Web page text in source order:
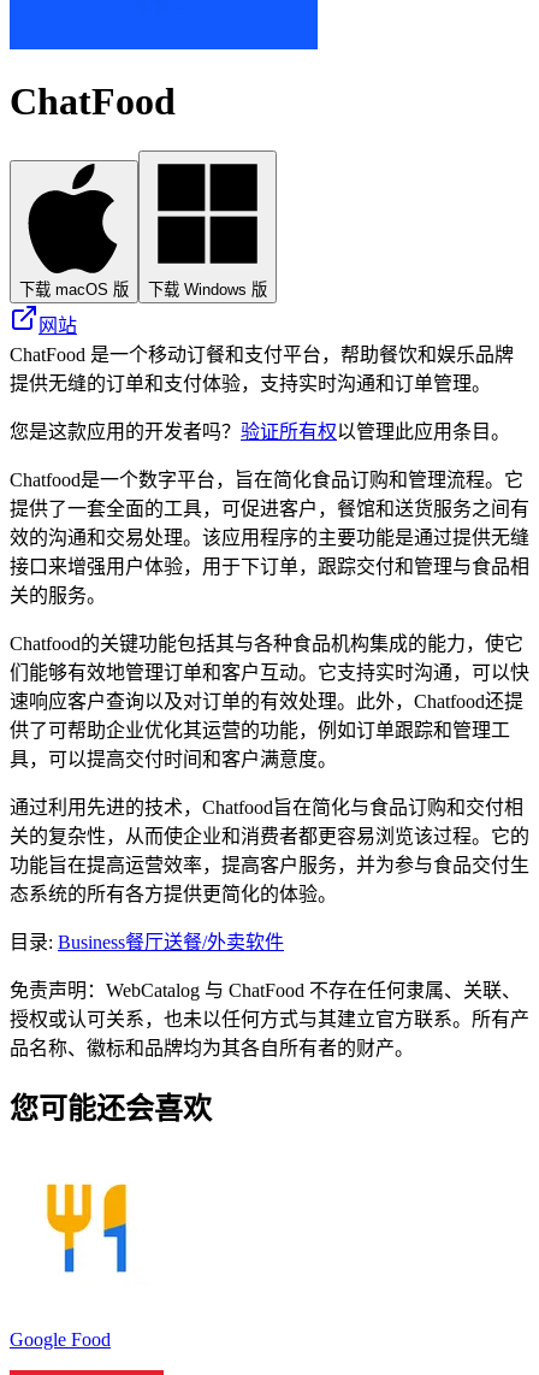
ChatFood
下载 macOS 版 下载 Windows 版
网站
ChatFood 是一个移动订餐和支付平台，帮助餐饮和娱乐品牌
提供无缝的订单和支付体验，支持实时沟通和订单管理。
您是这款应用的开发者吗？ 验证所有权以管理此应用条目。
Chatfood是一个数字平台，旨在简化食品订购和管理流程。它
提供了一套全面的工具，可促进客户，餐馆和送货服务之间有
效的沟通和交易处理。该应用程序的主要功能是通过提供无缝
接口来增强用户体验，用于下订单，跟踪交付和管理与食品相
关的服务。
Chatfood的关键功能包括其与各种食品机构集成的能力，使它
们能够有效地管理订单和客户互动。它支持实时沟通，可以快
速响应客户查询以及对订单的有效处理。此外，Chatfood还提
供了可帮助企业优化其运营的功能，例如订单跟踪和管理工
具，可以提高交付时间和客户满意度。
通过利用先进的技术，Chatfood旨在简化与食品订购和交付相
关的复杂性，从而使企业和消费者都更容易浏览该过程。它的
功能旨在提高运营效率，提高客户服务，并为参与食品交付生
态系统的所有各方提供更简化的体验。
目录: Business餐厅送餐/外卖软件
免责声明：WebCatalog 与 ChatFood 不存在任何隶属、关联、
授权或认可关系，也未以任何方式与其建立官方联系。所有产
品名称、徽标和品牌均为其各自所有者的财产。
您可能还会喜欢
Google Food